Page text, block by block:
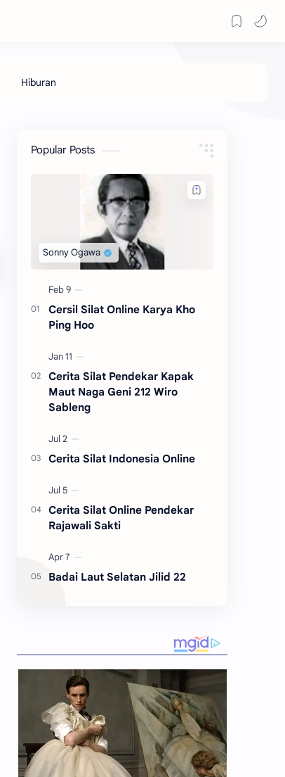
Popular Posts
Cersil Silat Online Karya Kho
Ping Hoo
Cerita Silat Pendekar Kapak
Maut Naga Geni 212 Wiro
Sableng
Cerita Silat Indonesia Online
Cerita Silat Online Pendekar
Rajawali Sakti
Badai Laut Selatan Jilid 22